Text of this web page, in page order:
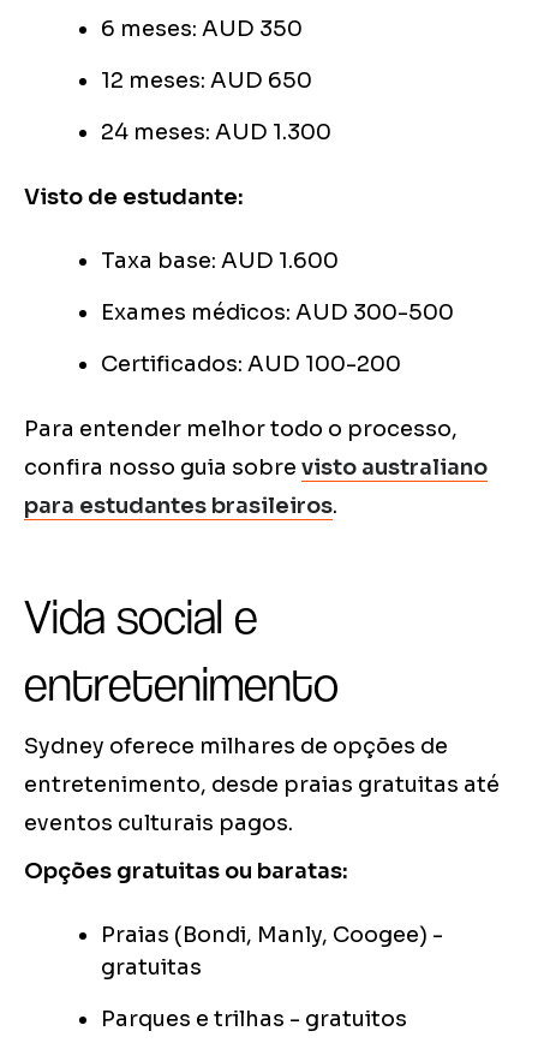
6 meses: AUD 350
12 meses: AUD 650
24 meses: AUD 1.300
Visto de estudante:
Taxa base: AUD 1.600
Exames médicos: AUD 300-500
Certificados: AUD 100-200
Para entender melhor todo o processo,
confira nosso guia sobre visto australiano
para estudantes brasileiros.
Vida social e
entretenimento
Sydney oferece milhares de opções de
entretenimento, desde praias gratuitas até
eventos culturais pagos.
Opções gratuitas ou baratas:
Praias (Bondi, Manly, Coogee) -
gratuitas
Parques e trilhas - gratuitos